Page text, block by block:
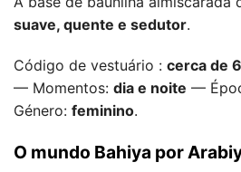
suave, quente e sedutor.
Código de vestuário : cerca de
— Momentos: dia e noite —
Género: feminino.
O mundo Bahiya por